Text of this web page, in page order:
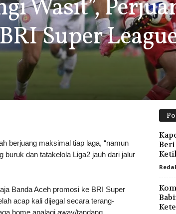
Wasit”,
Super
berjuang maksimal tiap laga, “namun
dan tatakelola Liga2 jauh dari jalur
Banda Aceh promosi ke BRI Super
acap kali dijegal secara terang-
home apalagi away/tandang.
Beri